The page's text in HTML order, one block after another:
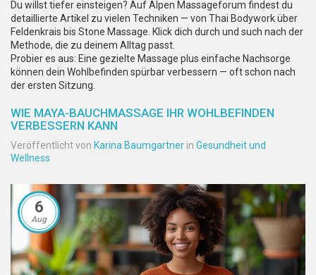
Du willst tiefer einsteigen? Auf Alpen Massageforum findest du
detaillierte Artikel zu vielen Techniken — von Thai Bodywork über
Feldenkrais bis Stone Massage. Klick dich durch und such nach der
Methode, die zu deinem Alltag passt.
Probier es aus: Eine gezielte Massage plus einfache Nachsorge
können dein Wohlbefinden spürbar verbessern — oft schon nach
der ersten Sitzung.
WIE MAYA-BAUCHMASSAGE IHR WOHLBEFINDEN
VERBESSERN KANN
Veröffentlicht von Karina Baumgartner in Gesundheit und
Wellness
6
Aug